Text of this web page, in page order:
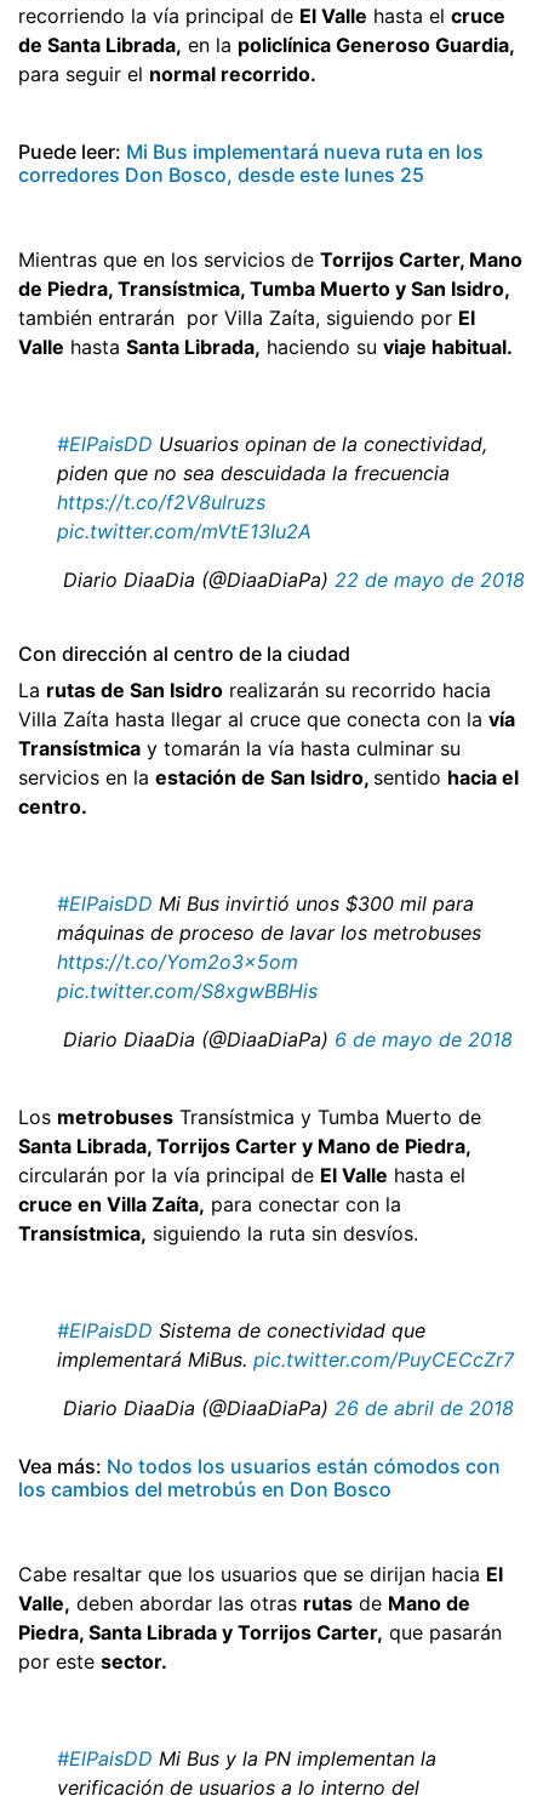
recorriendo la vía principal de El Valle hasta el cruce
de Santa Librada, en la policlínica Generoso Guardia,
para seguir el normal recorrido.
Puede leer: Mi Bus implementará nueva ruta en los
corredores Don Bosco, desde este lunes 25
Mientras que en los servicios de Torrijos Carter, Mano
de Piedra, Transístmica, Tumba Muerto y San Isidro,
también entrarán por Villa Zaíta, siguiendo por El
Valle hasta Santa Librada, haciendo su viaje habitual.
#ElPaisDD Usuarios opinan de la conectividad,
piden que no sea descuidada la frecuencia
https://t.co/f2V8ulruzs
pic.twitter.com/mVtE13Iu2A
 Diario DiaaDia (@DiaaDiaPa) 22 de mayo de 2018
Con dirección al centro de la ciudad
La rutas de San Isidro realizarán su recorrido hacia
Villa Zaíta hasta llegar al cruce que conecta con la vía
Transístmica y tomarán la vía hasta culminar su
servicios en la estación de San Isidro, sentido hacia el
centro.
#ElPaisDD Mi Bus invirtió unos $300 mil para
máquinas de proceso de lavar los metrobuses
https://t.co/Yom2o3x5om
pic.twitter.com/S8xgwBBHis
 Diario DiaaDia (@DiaaDiaPa) 6 de mayo de 2018
Los metrobuses Transístmica y Tumba Muerto de
Santa Librada, Torrijos Carter y Mano de Piedra,
circularán por la vía principal de El Valle hasta el
cruce en Villa Zaíta, para conectar con la
Transístmica, siguiendo la ruta sin desvíos.
#ElPaisDD Sistema de conectividad que
implementará MiBus. pic.twitter.com/PuyCECcZr7
 Diario DiaaDia (@DiaaDiaPa) 26 de abril de 2018
Vea más: No todos los usuarios están cómodos con
los cambios del metrobús en Don Bosco
Cabe resaltar que los usuarios que se dirijan hacia El
Valle, deben abordar las otras rutas de Mano de
Piedra, Santa Librada y Torrijos Carter, que pasarán
por este sector.
#ElPaisDD Mi Bus y la PN implementan la
verificación de usuarios a lo interno del